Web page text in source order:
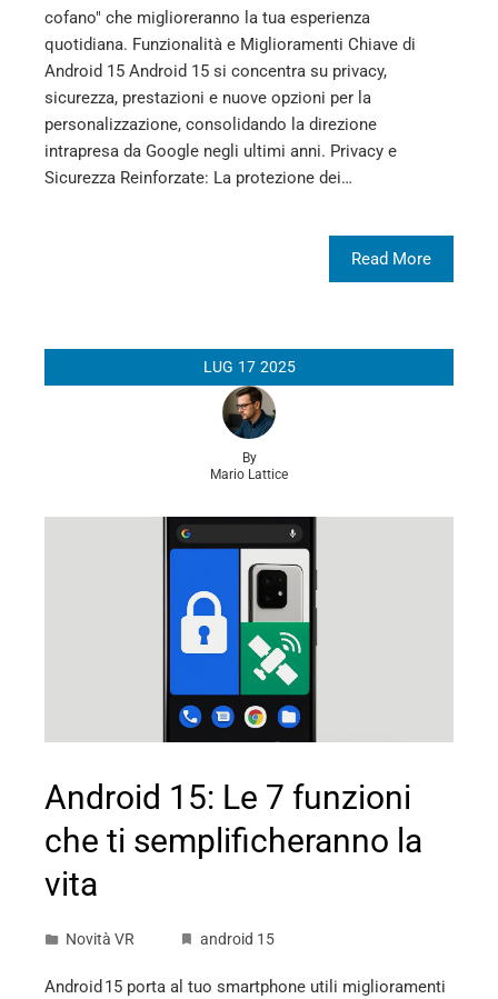
cofano" che miglioreranno la tua esperienza
quotidiana. Funzionalità e Miglioramenti Chiave di
Android 15 Android 15 si concentra su privacy,
sicurezza, prestazioni e nuove opzioni per la
personalizzazione, consolidando la direzione
intrapresa da Google negli ultimi anni. Privacy e
Sicurezza Reinforzate: La protezione dei…
Read More
LUG 17 2025
By
Mario Lattice
Android 15: Le 7 funzioni
che ti semplificheranno la
vita
Novità VR android 15
Android 15 porta al tuo smartphone utili miglioramenti